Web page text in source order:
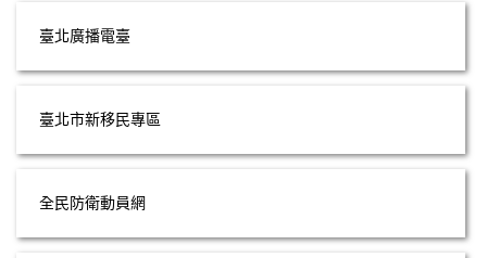
臺北廣播電臺
臺北市新移民專區
全民防衛動員網